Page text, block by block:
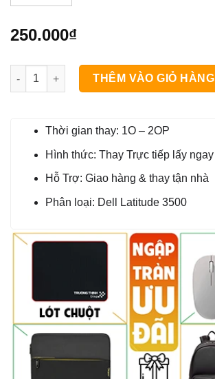
250.000₫
Bản Lề Laptop Dell Latitude 3500 số lượng
THÊM VÀO GIỎ HÀNG
Thời gian thay: 1O – 2OP
Hình thức: Thay Trực tiếp lấy ngay
Hỗ Trợ: Giao hàng & thay tận nhà
Phân loại: Dell Latitude 3500